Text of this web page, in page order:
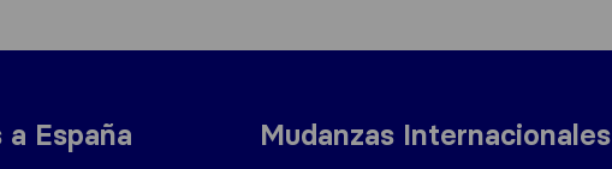
a España Mudanzas Internacionales